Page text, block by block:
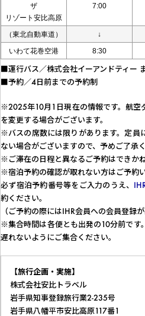
ザ
リゾート安比高原
7:00
（東北自動車道） ↓
いわて花巻空港
8:30
■運行バス／株式会社イーアンドティー
■予約／4日前までの予約制
※2025年10月1日現在の情報です。航空
を変更する場合がございます。
※バスの席数には限りがあります。定員
ない場合がございますので、予めご了承く
※ご滞在の日程と異なるご予約はできか
※宿泊予約の確認が取れない方はご予約
必ず宿泊予約番号等をご入力のうえ、
約ください。
（ご予約の際にはIHR会員への会員登録が
※集合時間は各便とも出発の10分前です
遅れないようにご集合ください。
【旅行企画・実施】
株式会社安比トラベル
岩手県知事登録旅行業2-235号
岩手県八幡平市安比高原117番1